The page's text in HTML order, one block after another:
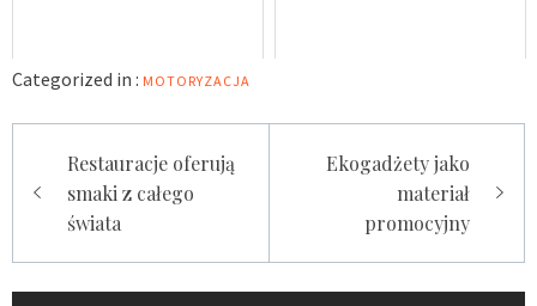
Categorized in : MOTORYZACJA
wpisuRestauracje oferują
smaki z całego
świata
Ekogadżety jako
materiał
promocyjny